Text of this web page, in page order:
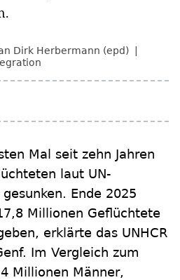
Dirk Herbermann (epd)
Mal seit zehn Jahren
laut UN-
Ende 2025
Millionen Geflüchtete
erklärte das UNHCR
Im Vergleich zum
Millionen Männer,